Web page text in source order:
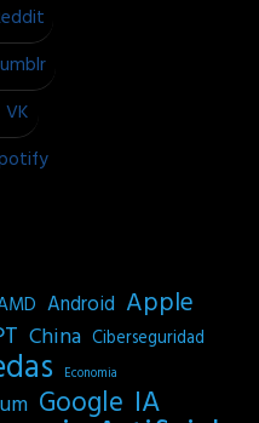
VK
Android Apple
China Ciberseguridad
Economia
Google IA